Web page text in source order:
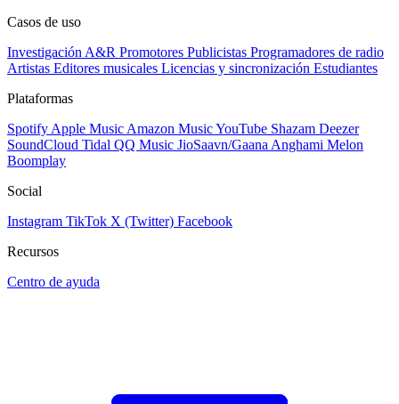
Casos de uso
Investigación A&R Promotores Publicistas Programadores de radio
Artistas Editores musicales Licencias y sincronización Estudiantes
Plataformas
Spotify Apple Music Amazon MusicYouTube Shazam Deezer
SoundCloud Tidal QQ Music JioSaavn/Gaana Anghami Melon
Boomplay
Social
Instagram TikTok X (Twitter) Facebook
Recursos
Centro de ayuda